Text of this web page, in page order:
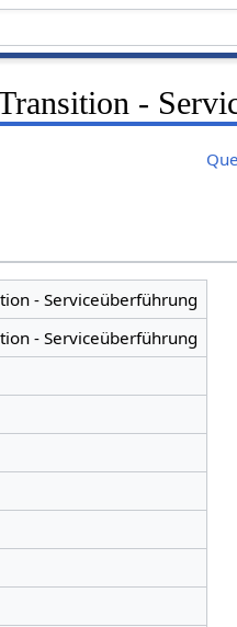
-
- Serviceüberführung
- Serviceüberführung